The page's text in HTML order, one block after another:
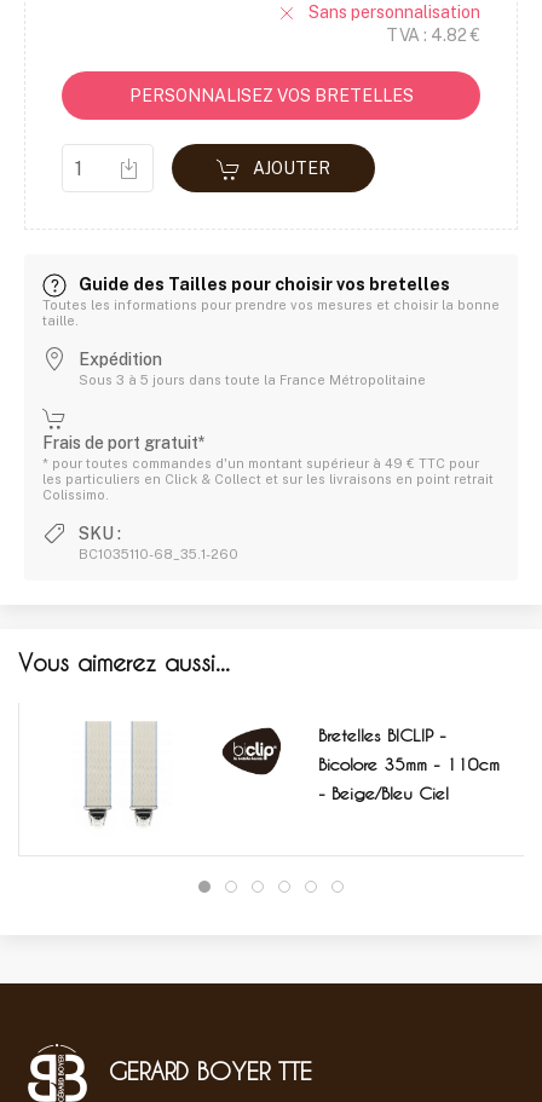
Sans personnalisation
TVA : 4.82 €
PERSONNALISEZ VOS BRETELLES
AJOUTER
Guide des Tailles pour choisir vos bretelles
Toutes les informations pour prendre vos mesures et choisir la bonne
taille.
Expédition
Sous 3 à 5 jours dans toute la France Métropolitaine
Frais de port gratuit*
* pour toutes commandes d'un montant supérieur à 49 € TTC pour
les particuliers en Click & Collect et sur les livraisons en point retrait
Colissimo.
SKU :
BC1035110-68_35.1-260
Vous aimerez aussi...
Bretelles BICLIP -
Bicolore 35mm - 110cm
- Beige/Bleu Ciel
GERARD BOYER TTE